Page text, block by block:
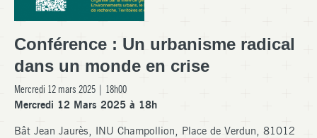
Conférence : Un urbanisme radical
dans un monde en crise
Mercredi 12 mars 2025 | 18h00
Mercredi 12 Mars 2025 à 18h
Bât Jean Jaurès, INU Champollion, Place de Verdun, 81012